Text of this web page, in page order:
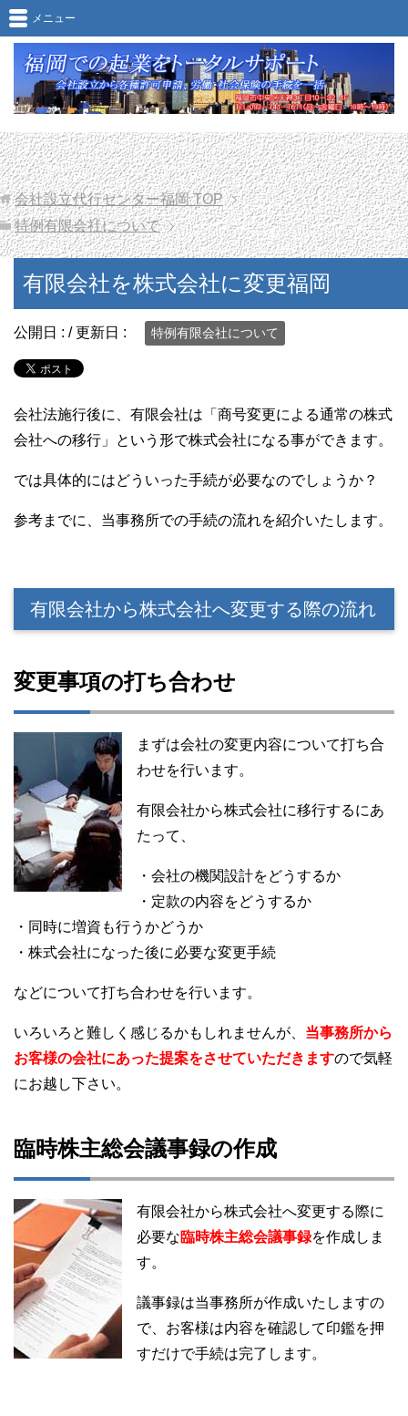
メニュー
会社設立代行センター福岡TOP
特例有限会社について
有限会社を株式会社に変更福岡
公開日 : / 更新日 : 特例有限会社について
会社法施行後に、有限会社は「商号変更による通常の株式
会社への移行」という形で株式会社になる事ができます。
では具体的にはどういった手続が必要なのでしょうか？
参考までに、当事務所での手続の流れを紹介いたします。
有限会社から株式会社へ変更する際の流れ
変更事項の打ち合わせ
まずは会社の変更内容について打ち合
わせを行います。
有限会社から株式会社に移行するにあ
たって、
・会社の機関設計をどうするか
・定款の内容をどうするか
・同時に増資も行うかどうか
・株式会社になった後に必要な変更手続
などについて打ち合わせを行います。
いろいろと難しく感じるかもしれませんが、 当事務所から
お客様の会社にあった提案をさせていただきますので気軽
にお越し下さい。
臨時株主総会議事録の作成
有限会社から株式会社へ変更する際に
必要な臨時株主総会議事録を作成しま
す。
議事録は当事務所が作成いたしますの
で、お客様は内容を確認して印鑑を押
すだけで手続は完了します。